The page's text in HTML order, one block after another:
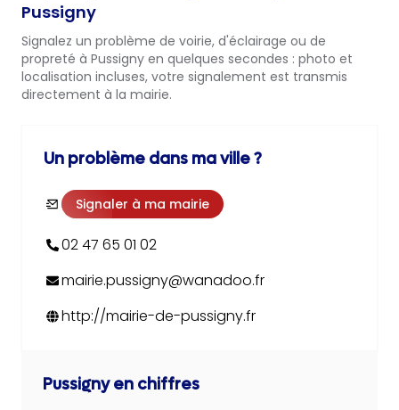
Pussigny
Signalez un problème de voirie, d'éclairage ou de
propreté à Pussigny en quelques secondes : photo et
localisation incluses, votre signalement est transmis
directement à la mairie.
Un problème dans ma ville ?
Signaler à ma mairie
02 47 65 01 02
mairie.pussigny@wanadoo.fr
http://mairie-de-pussigny.fr
Pussignyen chiffres